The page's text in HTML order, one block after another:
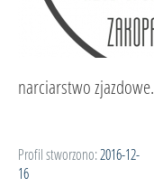
narciarstwo zjazdowe.
Profil stworzono: 2016-12-
16